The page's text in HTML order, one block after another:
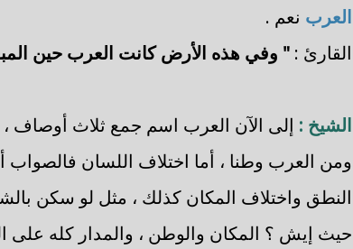
العرب نعم .
القارئ : " وفي هذه الأرض كانت العرب حين
الشيخ : إلى الآن العرب اسم جمع ثلاث أوصاف
ومن العرب وطنا ، أما اختلاف اللسان
النطق واختلاف المكان كذلك ، مثل لو سكن
حيث إيش ؟ المكان والوطن ، والمدار كله على